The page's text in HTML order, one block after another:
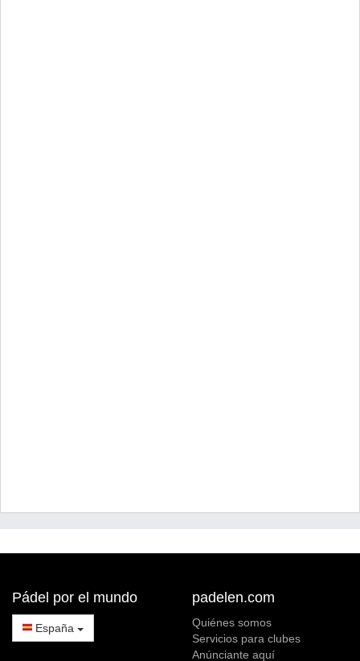
Pádel por el mundo
España
padelen.com
Quiénes somos
Servicios para clubes
Anúnciante aquí